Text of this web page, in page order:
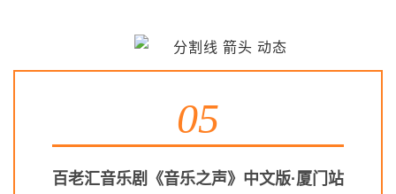
05
百老汇音乐剧《音乐之声》中文版·厦门站